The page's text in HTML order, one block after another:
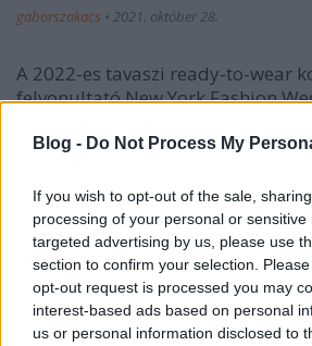
Blog - Do Not Process My
If you wish to opt-out of the sale,
processing of your personal or
targeted advertising by us, please use
section to confirm your selection.
opt-out request is processed you may
interest-based ads based on personal
us or personal information disclosed to
gaborszakacs • 2021. október 28.
A 2022-es tavaszi ready-to-wear
felvonultató New York Fashion
kirobbanó nőiességről és a valódi
legizgalmasabb divatbemutató
inspirációt adhatnak a…